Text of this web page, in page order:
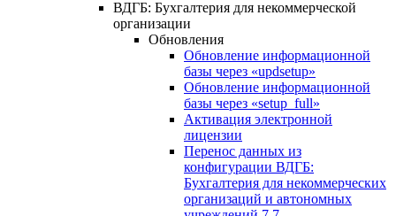
ВДГБ: Бухгалтерия для некоммерческой
организации
Обновления
Обновление информационной
базы через «updsetup»
Обновление информационной
базы через «setup_full»
Активация электронной
лицензии
Перенос данных из
конфигурации ВДГБ:
Бухгалтерия для некоммерческих
организаций и автономных